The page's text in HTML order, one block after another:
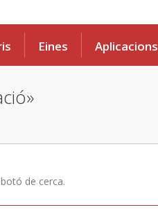
Eines Aplicacions
de cerca.